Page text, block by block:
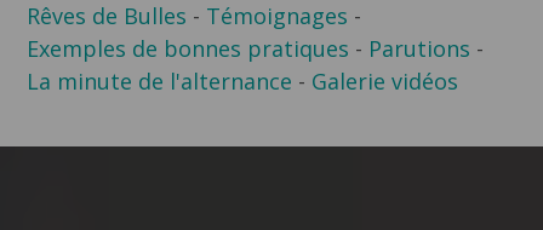
Rêves de Bulles - Témoignages -
Exemples de bonnes pratiques - Parutions -
La minute de l'alternance - Galerie vidéos